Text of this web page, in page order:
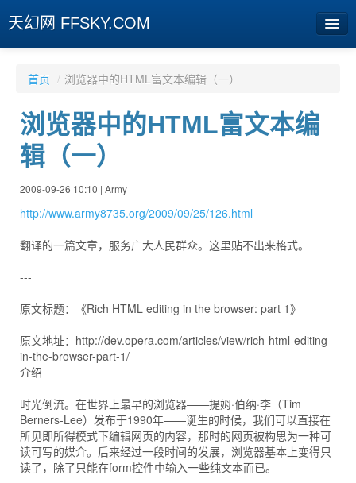
天幻网 FFSKY.COM
周边
娱乐
[登陆] [注册]
首页 / 浏览器中的HTML富文本编辑（一）
浏览器中的HTML富文本编
辑（一）
2009-09-26 10:10 | Army
http://www.army8735.org/2009/09/25/126.html
翻译的一篇文章，服务广大人民群众。这里贴不出来格式。
---
原文标题：《Rich HTML editing in the browser: part 1》
原文地址：http://dev.opera.com/articles/view/rich-html-editing-
in-the-browser-part-1/
介绍
时光倒流。在世界上最早的浏览器——提姆·伯纳·李（Tim
Berners-Lee）发布于1990年——诞生的时候，我们可以直接在
所见即所得模式下编辑网页的内容，那时的网页被构思为一种可
读可写的媒介。后来经过一段时间的发展，浏览器基本上变得只
读了，除了只能在form控件中输入一些纯文本而已。